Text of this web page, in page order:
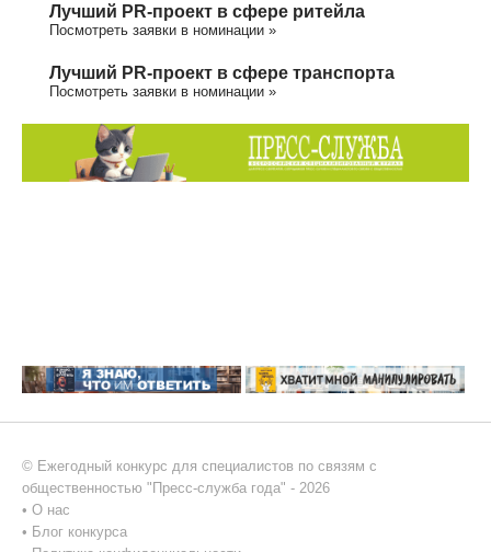
Лучший PR-проект в сфере ритейла
Посмотреть заявки в номинации »
Лучший PR-проект в сфере транспорта
Посмотреть заявки в номинации »
© Ежегодный конкурс для специалистов по связям с
общественностью "Пресс-служба года" - 2026
• О нас
• Блог конкурса